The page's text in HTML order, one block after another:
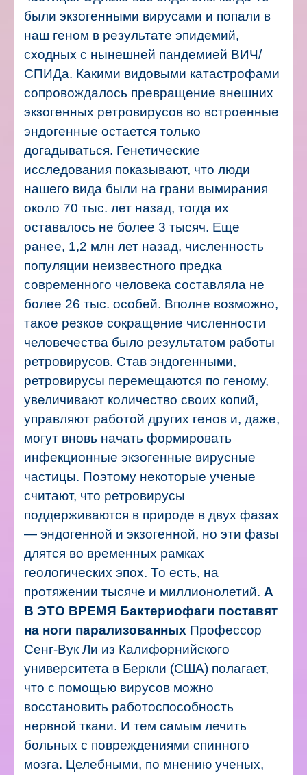
были экзогенными вирусами и попали в
наш геном в результате эпидемий,
сходных с нынешней пандемией ВИЧ/
СПИДа. Какими видовыми катастрофами
сопровождалось превращение внешних
экзогенных ретровирусов во встроенные
эндогенные остается только
догадываться. Генетические
исследования показывают, что люди
нашего вида были на грани вымирания
около 70 тыс. лет назад, тогда их
оставалось не более 3 тысяч. Еще
ранее, 1,2 млн лет назад, численность
популяции неизвестного предка
современного человека составляла не
более 26 тыс. особей. Вполне возможно,
такое резкое сокращение численности
человечества было результатом работы
ретровирусов. Став эндогенными,
ретровирусы перемещаются по геному,
увеличивают количество своих копий,
управляют работой других генов и, даже,
могут вновь начать формировать
инфекционные экзогенные вирусные
частицы. Поэтому некоторые ученые
считают, что ретровирусы
поддерживаются в природе в двух фазах
— эндогенной и экзогенной, но эти фазы
длятся во временных рамках
геологических эпох. То есть, на
протяжении тысяче и миллионолетий. А
В ЭТО ВРЕМЯ Бактериофаги поставят
на ноги парализованных Профессор
Сенг-Вук Ли из Калифорнийского
университета в Беркли (США) полагает,
что с помощью вирусов можно
восстановить работоспособность
нервной ткани. И тем самым лечить
больных с повреждениями спинного
мозга. Целебными, по мнению ученых,